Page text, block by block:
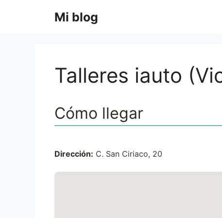
Mi blog
Talleres iauto
Cómo llegar
Dirección: C. San Ciriaco, 20